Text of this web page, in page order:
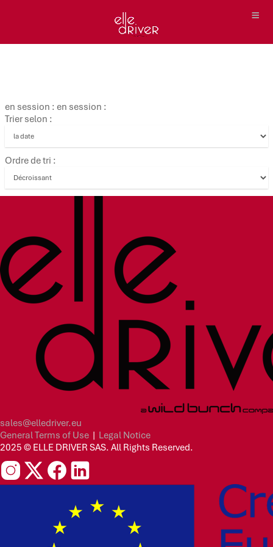
en session : en session :
Trier selon :
Ordre de tri :
sales@elledriver.eu
General Terms of Use | Legal Notice
2025 © ELLE DRIVER SAS. All Rights Reserved.